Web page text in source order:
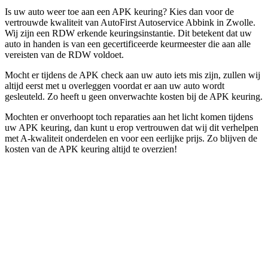
Is uw auto weer toe aan een APK keuring? Kies dan voor de
vertrouwde kwaliteit van AutoFirst Autoservice Abbink in Zwolle.
Wij zijn een RDW erkende keuringsinstantie. Dit betekent dat uw
auto in handen is van een gecertificeerde keurmeester die aan alle
vereisten van de RDW voldoet.
Mocht er tijdens de APK check aan uw auto iets mis zijn, zullen wij
altijd eerst met u overleggen voordat er aan uw auto wordt
gesleuteld. Zo heeft u geen onverwachte kosten bij de APK keuring.
Mochten er onverhoopt toch reparaties aan het licht komen tijdens
uw APK keuring, dan kunt u erop vertrouwen dat wij dit verhelpen
met A-kwaliteit onderdelen en voor een eerlijke prijs. Zo blijven de
kosten van de APK keuring altijd te overzien!